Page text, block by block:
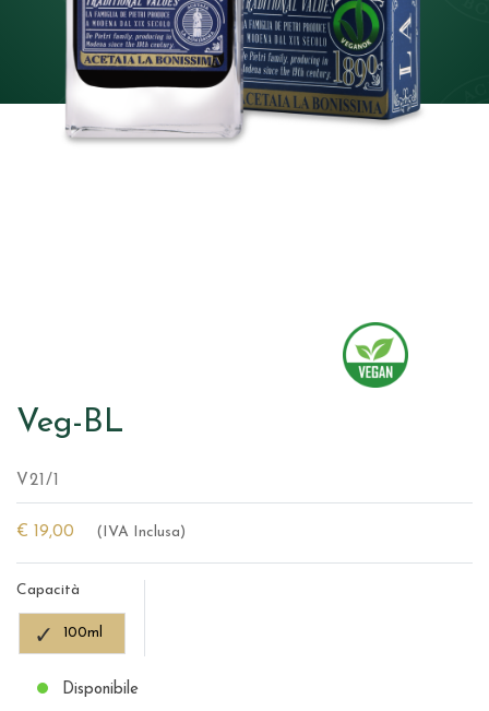
Veg-BL
V21/1
€ 19,00 (IVA Inclusa)
Capacità
100ml
Disponibile